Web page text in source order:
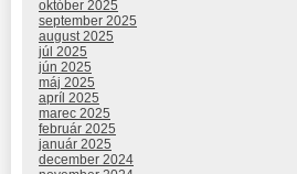
október 2025
september 2025
august 2025
júl 2025
jún 2025
máj 2025
apríl 2025
marec 2025
február 2025
január 2025
december 2024